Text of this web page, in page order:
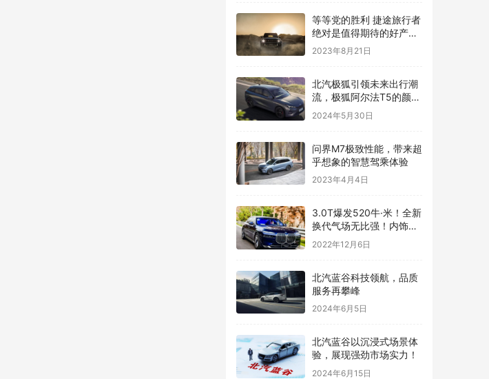
等等党的胜利 捷途旅行者
绝对是值得期待的好产
品！
2023年8月21日
​北汽极狐引领未来出行潮
流，极狐阿尔法T5的颜值
动力让人惊喜
2024年5月30日
问界M7极致性能，带来超
乎想象的智慧驾乘体验
2023年4月4日
3.0T爆发520牛·米！全新
换代气场无比强！内饰跟
S级正面刚！
2022年12月6日
​北汽蓝谷科技领航，品质
服务再攀峰
2024年6月5日
​北汽蓝谷以沉浸式场景体
验，展现强劲市场实力！
2024年6月15日